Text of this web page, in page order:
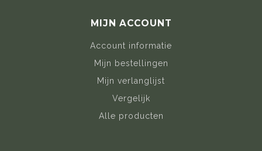
MIJN ACCOUNT
Account informatie
Mijn bestellingen
Mijn verlanglijst
Vergelijk
Alle producten